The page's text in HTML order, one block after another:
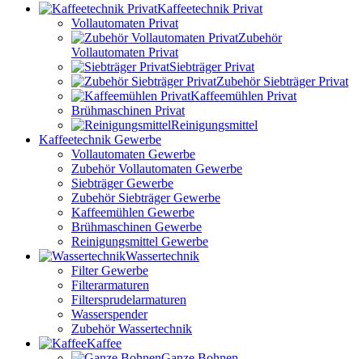
Kaffeetechnik Privat
Vollautomaten Privat
Zubehör
Vollautomaten Privat
Siebträger Privat
Zubehör Siebträger Privat
Kaffeemühlen Privat
Brühmaschinen Privat
Reinigungsmittel
Kaffeetechnik Gewerbe
Vollautomaten Gewerbe
Zubehör Vollautomaten Gewerbe
Siebträger Gewerbe
Zubehör Siebträger Gewerbe
Kaffeemühlen Gewerbe
Brühmaschinen Gewerbe
Reinigungsmittel Gewerbe
Wassertechnik
Filter Gewerbe
Filterarmaturen
Filtersprudelarmaturen
Wasserspender
Zubehör Wassertechnik
Kaffee